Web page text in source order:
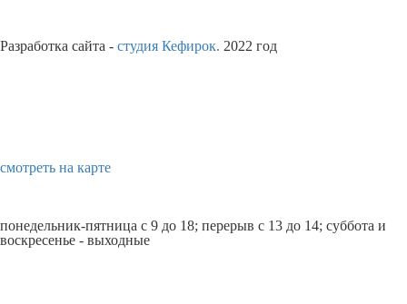
Разработка сайта - студия Кефирок. 2022 год
смотреть на карте
понедельник-пятница с 9 до 18; перерыв с 13 до 14; суббота и
воскресенье - выходные